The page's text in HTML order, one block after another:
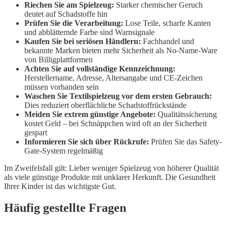
Riechen Sie am Spielzeug: Starker chemischer Geruch
deutet auf Schadstoffe hin
Prüfen Sie die Verarbeitung: Lose Teile, scharfe Kanten
und abblätternde Farbe sind Warnsignale
Kaufen Sie bei seriösen Händlern: Fachhandel und
bekannte Marken bieten mehr Sicherheit als No-Name-Ware
von Billigplattformen
Achten Sie auf vollständige Kennzeichnung:
Herstellername, Adresse, Altersangabe und CE-Zeichen
müssen vorhanden sein
Waschen Sie Textilspielzeug vor dem ersten Gebrauch:
Dies reduziert oberflächliche Schadstoffrückstände
Meiden Sie extrem günstige Angebote: Qualitätssicherung
kostet Geld – bei Schnäppchen wird oft an der Sicherheit
gespart
Informieren Sie sich über Rückrufe: Prüfen Sie das Safety-
Gate-System regelmäßig
Im Zweifelsfall gilt: Lieber weniger Spielzeug von höherer Qualität
als viele günstige Produkte mit unklarer Herkunft. Die Gesundheit
Ihrer Kinder ist das wichtigste Gut.
Häufig gestellte Fragen